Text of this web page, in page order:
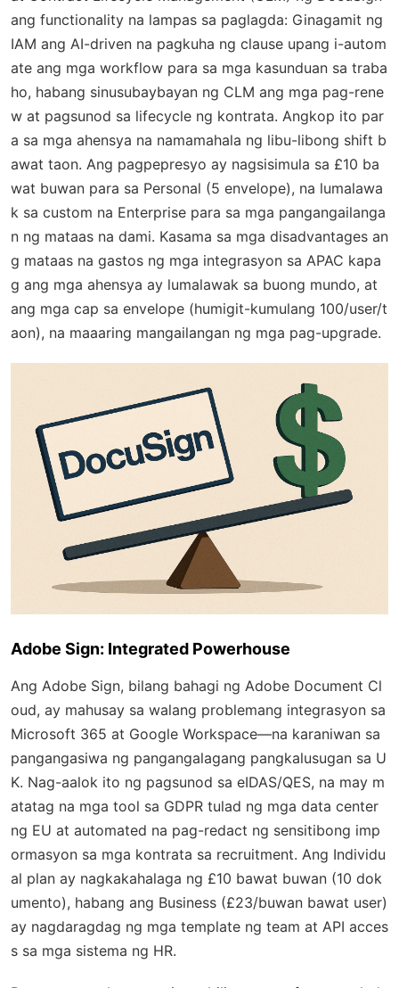
ang functionality na lampas sa paglagda: Ginagamit ng
IAM ang AI-driven na pagkuha ng clause upang i-autom
ate ang mga workflow para sa mga kasunduan sa traba
ho, habang sinusubaybayan ng CLM ang mga pag-rene
w at pagsunod sa lifecycle ng kontrata. Angkop ito par
a sa mga ahensya na namamahala ng libu-libong shift b
awat taon. Ang pagpepresyo ay nagsisimula sa £10 ba
wat buwan para sa Personal (5 envelope), na lumalawa
k sa custom na Enterprise para sa mga pangangailanga
n ng mataas na dami. Kasama sa mga disadvantages an
g mataas na gastos ng mga integrasyon sa APAC kapa
g ang mga ahensya ay lumalawak sa buong mundo, at
ang mga cap sa envelope (humigit-kumulang 100/user/t
aon), na maaaring mangailangan ng mga pag-upgrade.
Adobe Sign: Integrated Powerhouse
Ang Adobe Sign, bilang bahagi ng Adobe Document Cl
oud, ay mahusay sa walang problemang integrasyon sa
Microsoft 365 at Google Workspace—na karaniwan sa
pangangasiwa ng pangangalagang pangkalusugan sa U
K. Nag-aalok ito ng pagsunod sa eIDAS/QES, na may m
atatag na mga tool sa GDPR tulad ng mga data center
ng EU at automated na pag-redact ng sensitibong imp
ormasyon sa mga kontrata sa recruitment. Ang Individu
al plan ay nagkakahalaga ng £10 bawat buwan (10 dok
umento), habang ang Business (£23/buwan bawat user)
ay nagdaragdag ng mga template ng team at API acces
s sa mga sistema ng HR.